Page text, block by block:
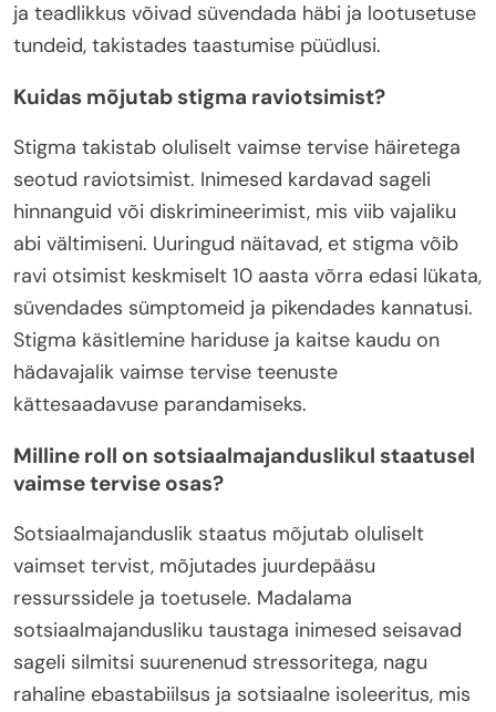
ja teadlikkus võivad süvendada häbi ja lootusetuse
tundeid, takistades taastumise püüdlusi.
Kuidas mõjutab stigma raviotsimist?
Stigma takistab oluliselt vaimse tervise häiretega
seotud raviotsimist. Inimesed kardavad sageli
hinnanguid või diskrimineerimist, mis viib vajaliku
abi vältimiseni. Uuringud näitavad, et stigma võib
ravi otsimist keskmiselt 10 aasta võrra edasi lükata,
süvendades sümptomeid ja pikendades kannatusi.
Stigma käsitlemine hariduse ja kaitse kaudu on
hädavajalik vaimse tervise teenuste
kättesaadavuse parandamiseks.
Milline roll on sotsiaalmajanduslikul staatusel
vaimse tervise osas?
Sotsiaalmajanduslik staatus mõjutab oluliselt
vaimset tervist, mõjutades juurdepääsu
ressurssidele ja toetusele. Madalama
sotsiaalmajandusliku taustaga inimesed seisavad
sageli silmitsi suurenenud stressoritega, nagu
rahaline ebastabiilsus ja sotsiaalne isoleeritus, mis